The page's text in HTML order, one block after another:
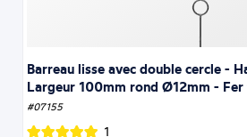
Barreau lisse avec double cercle -
Largeur 100mm rond Ø12mm -
#07155
1